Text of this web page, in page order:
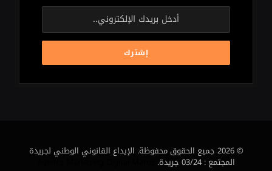
© 2026 جميع الحقوق محفوظة. الإيداع القانوني الوطني لجريدة
المجتمع : 03/24 جريدة. Agence Marketing Digital Maroc